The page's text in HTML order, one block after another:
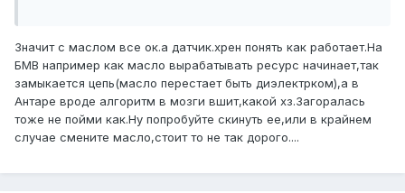
Значит с маслом все ок.а датчик.хрен понять как работает.На
БМВ например как масло вырабатывать ресурс начинает,так
замыкается цепь(масло перестает быть диэлектрком),а в
Антаре вроде алгоритм в мозги вшит,какой хз.Загоралась
тоже не пойми как.Ну попробуйте скинуть ее,или в крайнем
случае смените масло,стоит то не так дорого....